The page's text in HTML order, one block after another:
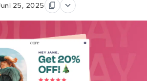
25, 2025